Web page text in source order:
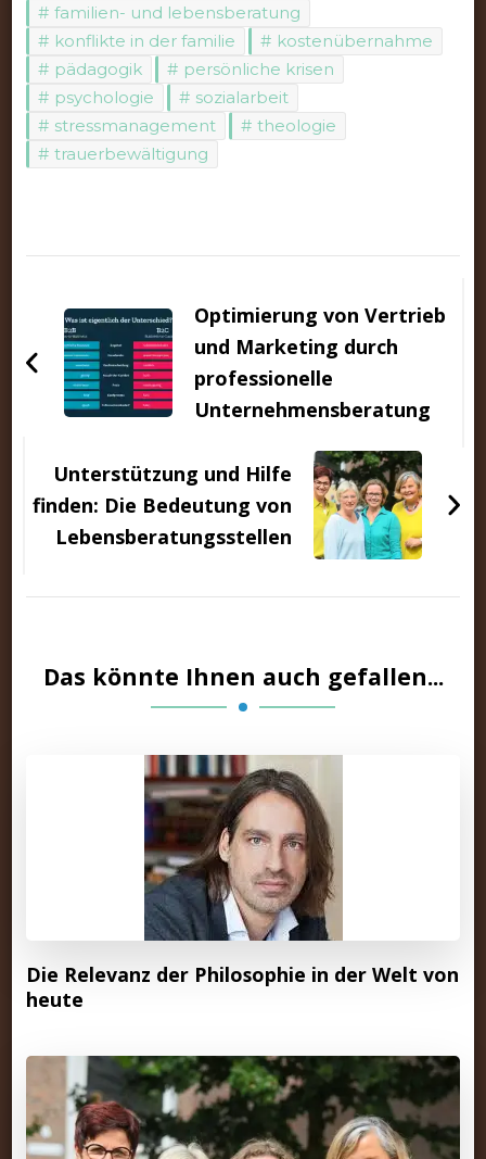
familien- und lebensberatung
konflikte in der familie
kostenübernahme
pädagogik
persönliche krisen
psychologie
sozialarbeit
stressmanagement
theologie
trauerbewältigung
Optimierung von Vertrieb
und Marketing durch
professionelle
Unternehmensberatung
Unterstützung und Hilfe
finden: Die Bedeutung von
Lebensberatungsstellen
Das könnte Ihnen auch gefallen...
Die Relevanz der Philosophie in der Welt von
heute